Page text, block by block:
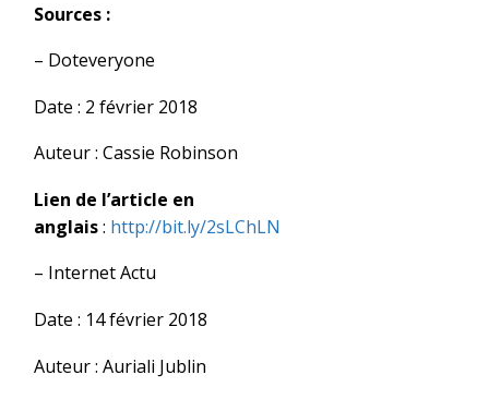
Sources :
– Doteveryone
Date : 2 février 2018
Auteur : Cassie Robinson
Lien de l’article en
anglais: http://bit.ly/2sLChLN
– Internet Actu
Date : 14 février 2018
Auteur : Auriali Jublin